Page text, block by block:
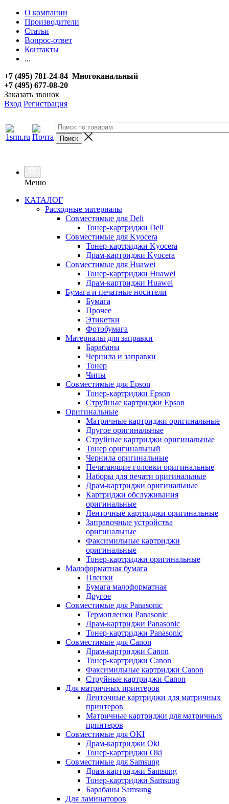
О компании
Производители
Статьи
Вопрос-ответ
Контакты
...
+7 (495) 781-24-84 Многоканальный
+7 (495) 677-08-20
Заказать звонок
Вход Регистрация
Меню
КАТАЛОГ
Расходные материалы
Совместимые для Deli
Тонер-картриджи Deli
Совместимые для Kyocera
Тонер-картриджи Kyocera
Драм-картриджи Kyocera
Совместимые для Huawei
Тонер-картриджи Huawei
Драм-картриджи Huawei
Бумага и печатные носители
Бумага
Прочее
Этикетки
Фотобумага
Материалы для заправки
Барабаны
Чернила и заправки
Тонер
Чипы
Совместимые для Epson
Тонер-картриджи Epson
Струйные картриджи Epson
Оригинальные
Матричные картриджи оригинальные
Другое оригинальные
Струйные картриджи оригинальные
Тонер оригинальный
Чернила оригинальные
Печатающие головки оригинальные
Наборы для печати оригинальные
Драм-картриджи оригинальные
Картриджи обслуживания
оригинальные
Ленточные картриджи оригинальные
Заправочные устройства
оригинальные
Факсимильные картриджи
оригинальные
Тонер-картриджи оригинальные
Малоформатная бумага
Пленки
Бумага малоформатная
Другое
Совместимые для Panasonic
Термопленки Panasonic
Драм-картриджи Panasonic
Тонер-картриджи Panasonic
Совместимые для Canon
Драм-картриджи Canon
Тонер-картриджи Canon
Факсимильные картриджи Canon
Струйные картриджи Canon
Для матричных принтеров
Ленточные картриджи для матричных
принтеров
Матричные картриджи для матричных
принтеров
Совместимые для OKI
Драм-картриджи Oki
Тонер-картриджи Oki
Совместимые для Samsung
Драм-картриджи Samsung
Тонер-картриджи Samsung
Барабаны Samsung
Для ламинаторов